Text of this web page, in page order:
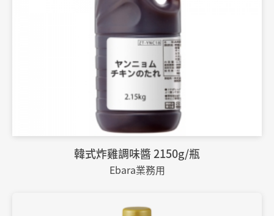
韓式炸雞調味醬 2150g/瓶
Ebara業務用